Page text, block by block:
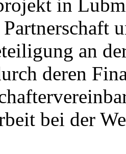
in
an
deren
bei der